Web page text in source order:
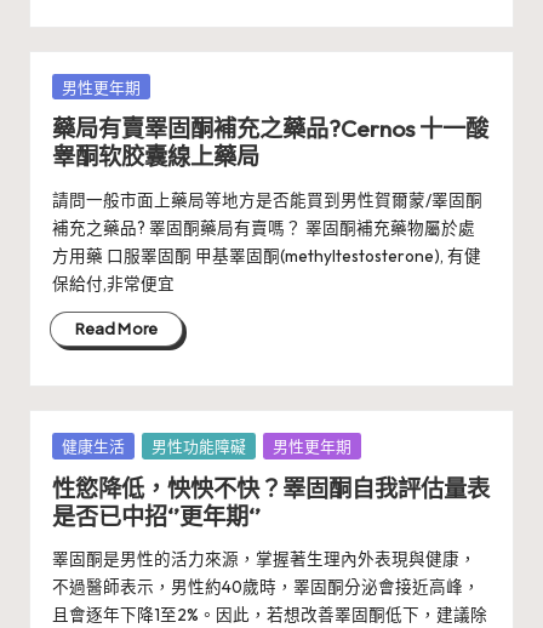
Posted
in
男性更年期
藥局有賣睪固酮補充之藥品?Cernos 十一酸
睾酮软胶囊線上藥局
請問一般市面上藥局等地方是否能買到男性賀爾蒙/睪固酮
補充之藥品? 睪固酮藥局有賣嗎？ 睪固酮補充藥物屬於處
方用藥 口服睪固酮 甲基睪固酮(methyltestosterone), 有健
保給付,非常便宜
Read More
Posted
in
健康生活 男性功能障礙 男性更年期
性慾降低，怏怏不快？睪固酮自我評估量表
是否已中招‘’更年期‘’
睪固酮是男性的活力來源，掌握著生理內外表現與健康，
不過醫師表示，男性約40歲時，睪固酮分泌會接近高峰，
且會逐年下降1至2%。因此，若想改善睪固酮低下，建議除